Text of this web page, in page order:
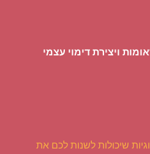
ויצירת דימוי עצמי
שיכולות לשנות לכם את